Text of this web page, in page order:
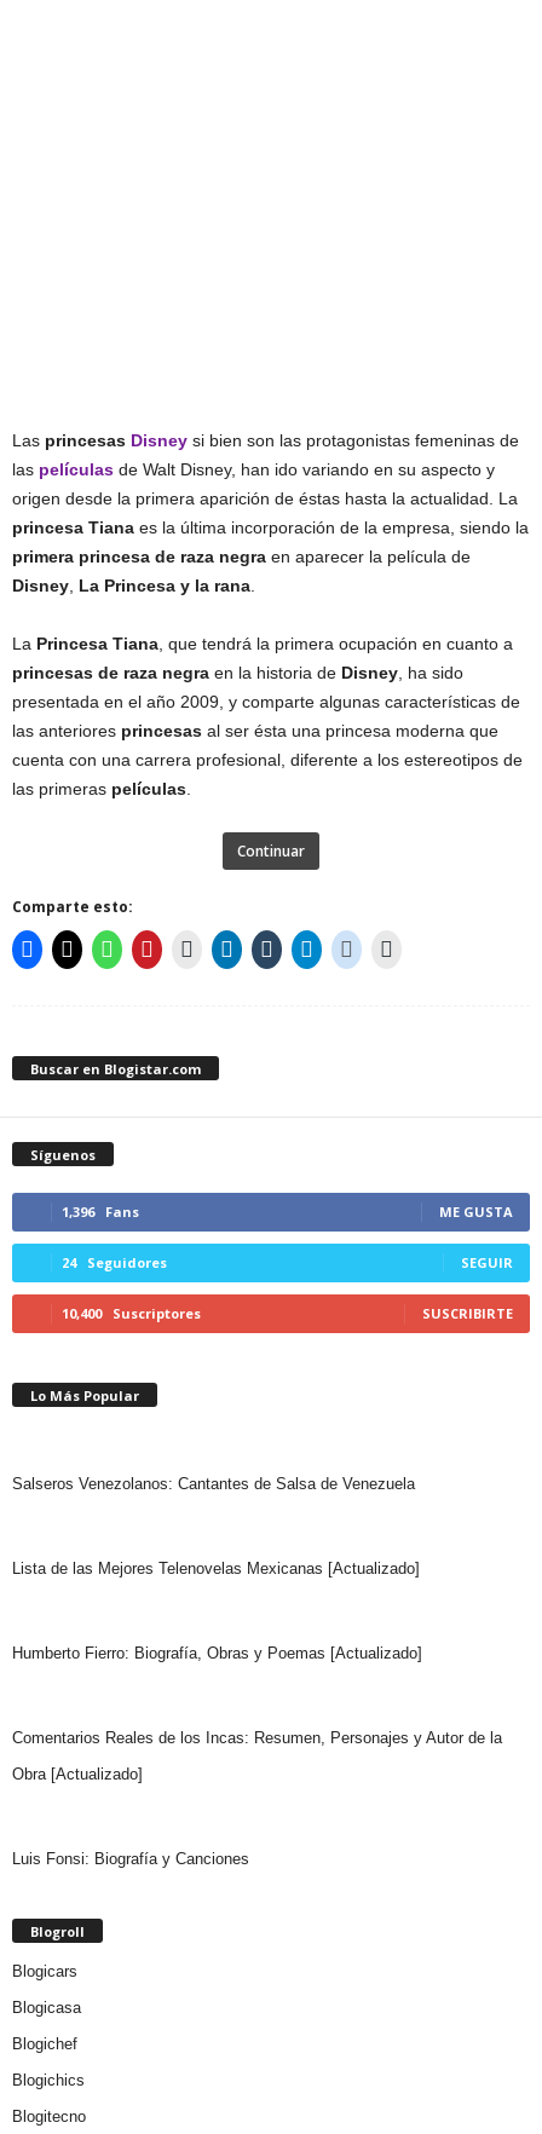
Las princesas Disney si bien son las protagonistas femeninas de
las películas de Walt Disney, han ido variando en su aspecto y
origen desde la primera aparición de éstas hasta la actualidad. La
princesa Tiana es la última incorporación de la empresa, siendo la
primera princesa de raza negra en aparecer la película de
Disney La Princesa y la rana
La Princesa Tiana , que tendrá la primera ocupación en cuanto a
princesas de raza negra en la historia de Disney , ha sido
presentada en el año 2009, y comparte algunas características de
las anteriores princesas al ser ésta una princesa moderna que
cuenta con una carrera profesional, diferente a los estereotipos de
las primeras películas
Continuar
Comparte esto:
Buscar en Blogistar.com
Síguenos
1,396 Fans ME GUSTA
24 Seguidores SEGUIR
10,400 Suscriptores SUSCRIBIRTE
Lo Más Popular
Salseros Venezolanos: Cantantes de Salsa de Venezuela
Lista de las Mejores Telenovelas Mexicanas [Actualizado]
Humberto Fierro: Biografía, Obras y Poemas [Actualizado]
Comentarios Reales de los Incas: Resumen, Personajes y Autor de la
Obra [Actualizado]
Luis Fonsi: Biografía y Canciones
Blogroll
Blogicars
Blogicasa
Blogichef
Blogichics
Blogitecno